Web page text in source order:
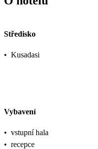
Středisko
• Kusadasi
Vybavení
• vstupní hala
• recepce